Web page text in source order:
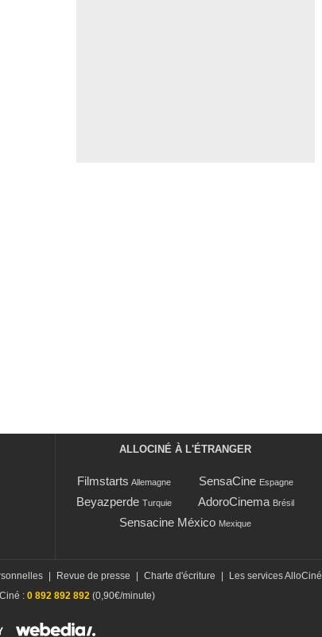
ALLOCINÉ À L'ÉTRANGER
Filmstarts Allemagne SensaCine Espagne
Beyazperde Turquie AdoroCinema Brésil
Sensacine México Mexique
Revue de presse Charte d'écriture Les services AlloCiné
: 0 892 892 892 (0,90€/minute)